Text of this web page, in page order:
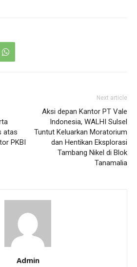
atas
PKBI
Next article
Aksi depan Kantor PT Vale
Indonesia, WALHI Sulsel
Tuntut Keluarkan Moratorium
dan Hentikan Eksplorasi
Tambang Nikel di Blok
Tanamalia
Admin